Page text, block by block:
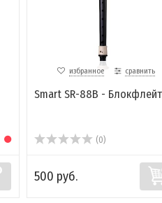
избранное сравнить
Smart SR-88B -
(0)
500 руб.